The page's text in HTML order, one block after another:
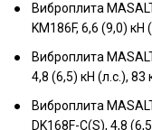
Виброплита
KM186F, 6,6 (9,0) кН
Виброплита
4,8 (6,5) кН (л.с.), 83
Виброплита
DK168F-C(S), 4,8